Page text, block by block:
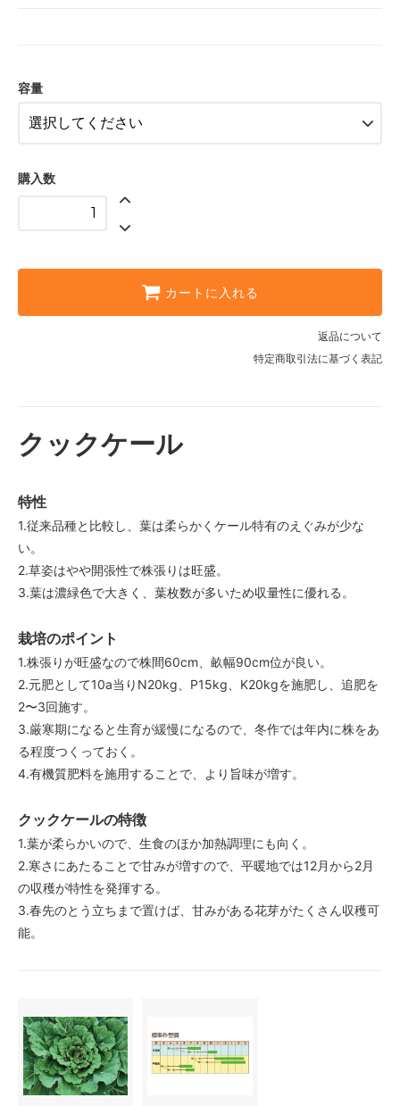
容量
購入数
カートに入れる
返品について
特定商取引法に基づく表記
クックケール
特性
1.従来品種と比較し、葉は柔らかくケール特有のえぐみが少な
い。
2.草姿はやや開張性で株張りは旺盛。
3.葉は濃緑色で大きく、葉枚数が多いため収量性に優れる。
栽培のポイント
1.株張りが旺盛なので株間60cm、畝幅90cm位が良い。
2.元肥として10a当りN20kg、P15kg、K20kgを施肥し、追肥を
2〜3回施す。
3.厳寒期になると生育が緩慢になるので、冬作では年内に株をあ
る程度つくっておく。
4.有機質肥料を施用することで、より旨味が増す。
クックケールの特徴
1.葉が柔らかいので、生食のほか加熱調理にも向く。
2.寒さにあたることで甘みが増すので、平暖地では12月から2月
の収穫が特性を発揮する。
3.春先のとう立ちまで置けば、甘みがある花芽がたくさん収穫可
能。